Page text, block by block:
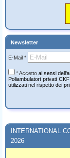
Newsletter
E-Mail *
* Accetto ai sensi
Poliambulatori privati
utilizzati nel rispetto dei
INTERNATIONAL
2026